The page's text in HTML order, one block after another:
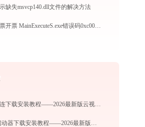
缺失msvcp140.dll文件的解决方法
税控发票开票 MainExecuteS.exe错误码0xc000000d处理办法
小鱼易连下载安装教程——2026最新版云视频会议客户端使用指南
PCL2启动器下载安装教程——2026最新版我的世界Java版启动器配置指南